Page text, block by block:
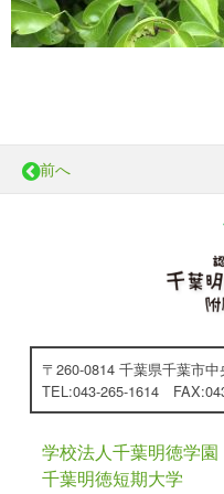
前へ
〒260-0814 千葉県千葉市
TEL:043-265-1614
学校法人千葉明徳学園
千葉明徳短期大学